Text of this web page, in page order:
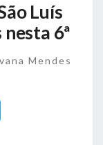
Luís
6ª
Mendes